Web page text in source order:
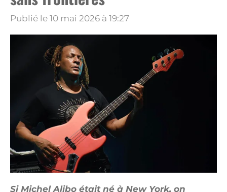
Publié le 10 mai 2026 à 19:27
Si Michel Alibo était né à New York, on